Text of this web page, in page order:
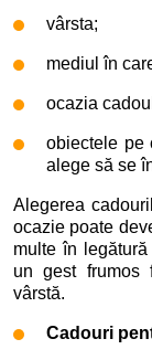
vârsta;
mediul în
ocazia
obiectele pe
alege să se
Alegerea
ocazie poate
multe în
un gest frumos
vârstă.
Cadouri